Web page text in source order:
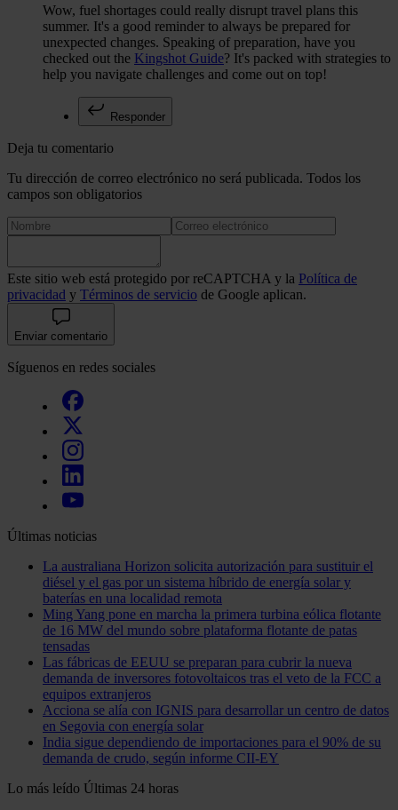
Wow, fuel shortages could really disrupt travel plans this
summer. It's a good reminder to always be prepared for
unexpected changes. Speaking of preparation, have you
checked out the Kingshot Guide? It's packed with strategies to
help you navigate challenges and come out on top!
Responder
Deja tu comentario
Tu dirección de correo electrónico no será publicada. Todos los
campos son obligatorios
Este sitio web está protegido por reCAPTCHA y la Política de
privacidad y Términos de servicio de Google aplican.
Enviar comentario
Síguenos en redes sociales
Últimas noticias
La australiana Horizon solicita autorización para sustituir el
diésel y el gas por un sistema híbrido de energía solar y
baterías en una localidad remota
Ming Yang pone en marcha la primera turbina eólica flotante
de 16 MW del mundo sobre plataforma flotante de patas
tensadas
Las fábricas de EEUU se preparan para cubrir la nueva
demanda de inversores fotovoltaicos tras el veto de la FCC a
equipos extranjeros
Acciona se alía con IGNIS para desarrollar un centro de datos
en Segovia con energía solar
India sigue dependiendo de importaciones para el 90% de su
demanda de crudo, según informe CII-EY
Lo más leído Últimas 24 horas